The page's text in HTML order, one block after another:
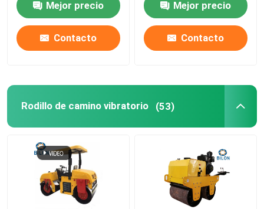
Mejor precio
Contacto
concretoMejor precio
Contacto
Rodillo de camino vibratorio (53)